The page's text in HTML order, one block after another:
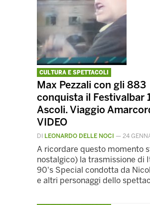
CULTURA E SPETTACOLI
Max Pezzali con gli 883
conquista il Festivalbar
Ascoli. Viaggio
VIDEO
DI LEONARDO DELLE NOCI — 24
A ricordare questo momento
nostalgico) la trasmissione di
90's Special condotta da
e altri personaggi dello